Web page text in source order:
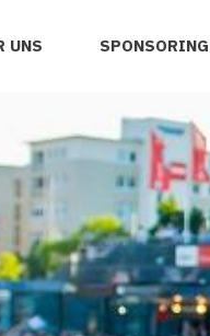
UNS SPONSORING